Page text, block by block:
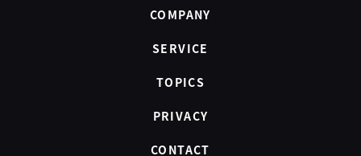
COMPANY
SERVICE
TOPICS
PRIVACY
CONTACT